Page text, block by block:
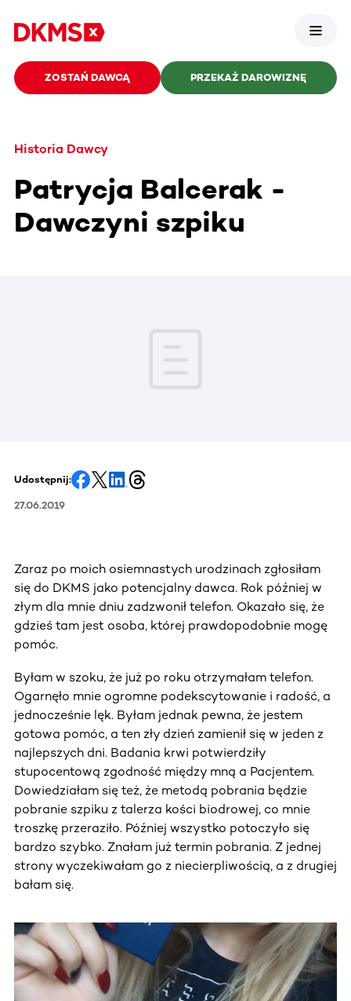
ZOSTAŃ DAWCĄ PRZEKAŻ DAROWIZNĘ
Historia Dawcy
Patrycja Balcerak -
Dawczyni szpiku
Udostępnij:
27.06.2019
Zaraz po moich osiemnastych urodzinach zgłosiłam
się do DKMS jako potencjalny dawca. Rok później w
złym dla mnie dniu zadzwonił telefon. Okazało się, że
gdzieś tam jest osoba, której prawdopodobnie mogę
pomóc.
Byłam w szoku, że już po roku otrzymałam telefon.
Ogarnęło mnie ogromne podekscytowanie i radość, a
jednocześnie lęk. Byłam jednak pewna, że jestem
gotowa pomóc, a ten zły dzień zamienił się w jeden z
najlepszych dni. Badania krwi potwierdziły
stupocentową zgodność między mną a Pacjentem.
Dowiedziałam się też, że metodą pobrania będzie
pobranie szpiku z talerza kości biodrowej, co mnie
troszkę przeraziło. Później wszystko potoczyło się
bardzo szybko. Znałam już termin pobrania. Z jednej
strony wyczekiwałam go z niecierpliwością, a z drugiej
bałam się.